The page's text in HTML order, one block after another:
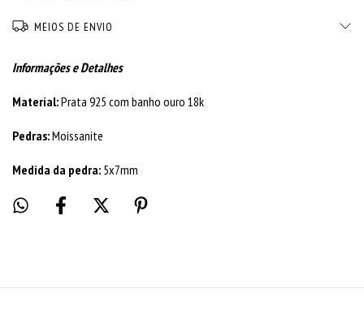
MEIOS DE ENVIO
Informações e Detalhes
Material:Prata 925 com banho ouro 18k
Pedras:Moissanite
Medida da pedra: 5x7mm